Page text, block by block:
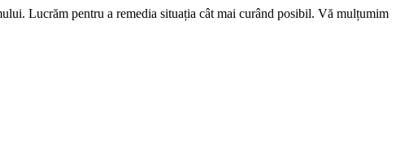
Lucrăm pentru a remedia situația cât mai curând posibil. Vă mulțumim